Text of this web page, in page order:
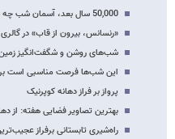
50,000 سال بعد، آسمان شب چه شکلی خواهد بود؟
«رنسانس، بیرون از قاب» در
شب‌های روشن و شگفت‌انگیز
این شب‌ها فرصت مناسبی است
پرواز بر فراز دهانه کوپرنیک
بهترین تصاویر فضایی هفته: از
راه‌شیری تابستانی برفراز